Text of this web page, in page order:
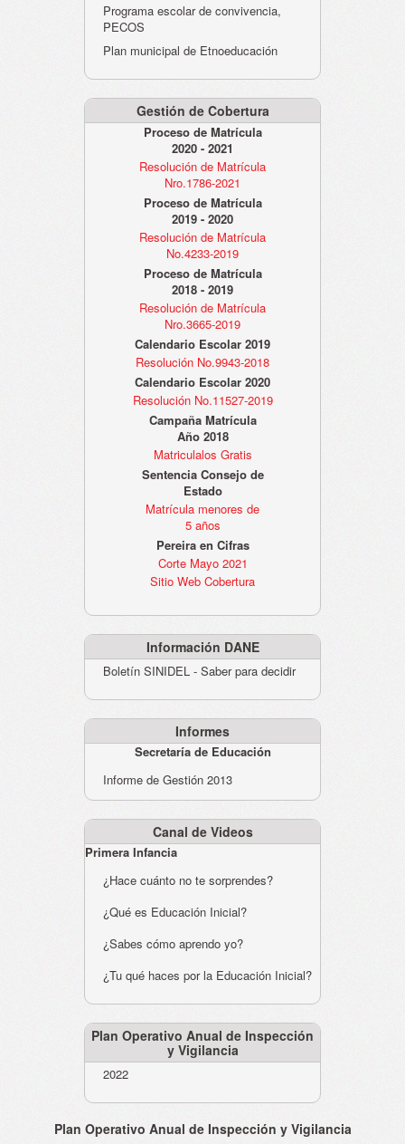
Programa escolar de convivencia,
PECOS
Plan municipal de Etnoeducación
Gestión de Cobertura
Proceso de Matrícula
2020 - 2021
Resolución de Matrícula
Nro.1786-2021
Proceso de Matrícula
2019 - 2020
Resolución de Matrícula
No.4233-2019
Proceso de Matrícula
2018 - 2019
Resolución de Matrícula
Nro.3665-2019
Calendario Escolar 2019
Resolución No.9943-2018
Calendario Escolar 2020
Resolución No.11527-2019
Campaña Matrícula
Año 2018
Matriculalos Gratis
Sentencia Consejo de
Estado
Matrícula menores de
5 años
Pereira en Cifras
Corte Mayo 2021
Sitio Web Cobertura
Información DANE
Boletín SINIDEL - Saber para decidir
Informes
Secretaría de Educación
Informe de Gestión 2013
Canal de Videos
Primera Infancia
¿Hace cuánto no te sorprendes?
¿Qué es Educación Inicial?
¿Sabes cómo aprendo yo?
¿Tu qué haces por la Educación Inicial?
Plan Operativo Anual de Inspección
y Vigilancia
2022
Plan Operativo Anual de Inspección y Vigilancia